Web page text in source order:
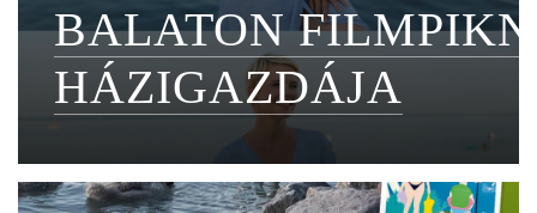
BALATON
HÁZIGAZDÁJA